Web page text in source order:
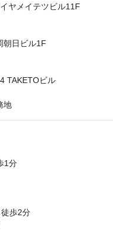
ヤメイテツビル11F
朝日ビル1F
TAKETOビル
地
1分
歩2分